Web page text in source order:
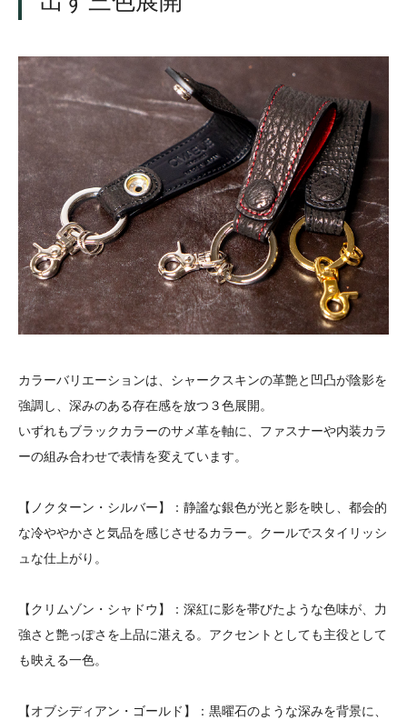
カラーバリエーションは、シャークスキンの革艶と凹凸が陰影を
強調し、深みのある存在感を放つ３色展開。
いずれもブラックカラーのサメ革を軸に、ファスナーや内装カラ
ーの組み合わせで表情を変えています。
【ノクターン・シルバー】：静謐な銀色が光と影を映し、都会的
な冷ややかさと気品を感じさせるカラー。クールでスタイリッシ
ュな仕上がり。
【クリムゾン・シャドウ】：深紅に影を帯びたような色味が、力
強さと艶っぽさを上品に湛える。アクセントとしても主役として
も映える一色。
【オブシディアン・ゴールド】：黒曜石のような深みを背景に、